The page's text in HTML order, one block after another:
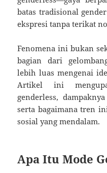
batas tradisional
ekspresi tanpa terikat
Fenomena ini bukan
bagian dari
lebih luas mengenai
Artikel ini
genderless,
serta bagaimana tren
sosial yang mendalam.
Apa Itu Mode